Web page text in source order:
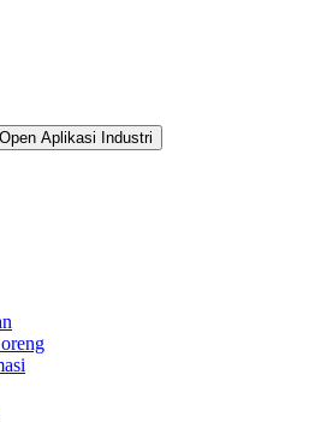
Open Aplikasi Industri